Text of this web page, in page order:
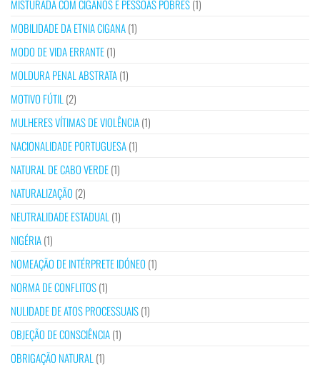
MISTURADA COM CIGANOS E PESSOAS POBRES(1)
MOBILIDADE DA ETNIA CIGANA(1)
MODO DE VIDA ERRANTE(1)
MOLDURA PENAL ABSTRATA(1)
MOTIVO FÚTIL (2)
MULHERES VÍTIMAS DE VIOLÊNCIA(1)
NACIONALIDADE PORTUGUESA(1)
NATURAL DE CABO VERDE(1)
NATURALIZAÇÃO (2)
NEUTRALIDADE ESTADUAL (1)
NIGÉRIA(1)
NOMEAÇÃO DE INTÉRPRETE IDÓNEO (1)
NORMA DE CONFLITOS(1)
NULIDADE DE ATOS PROCESSUAIS(1)
OBJEÇÃO DE CONSCIÊNCIA(1)
OBRIGAÇÃO NATURAL (1)